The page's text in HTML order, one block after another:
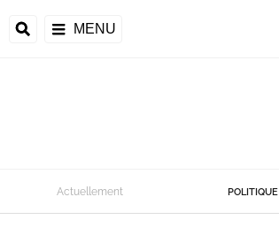
MENU
Actuellement POLITIQUE